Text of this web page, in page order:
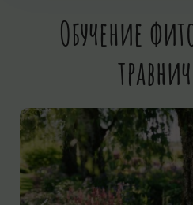
Обучение